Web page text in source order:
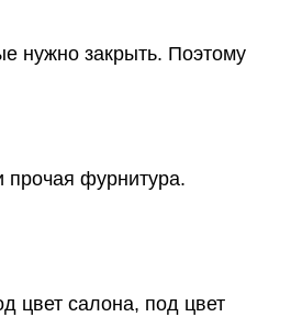
нужно закрыть. Поэтому
прочая фурнитура.
цвет салона, под цвет